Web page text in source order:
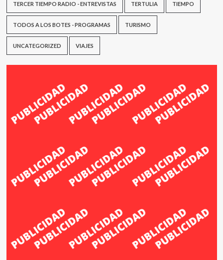
TERCER TIEMPO RADIO - ENTREVISTAS TERTULIA TIEMPO
TODOS A LOS BOTES - PROGRAMAS TURISMO
UNCATEGORIZED VIAJES